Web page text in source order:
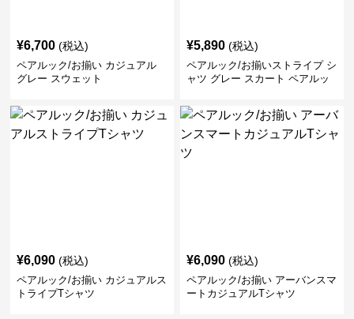
¥6,700 (税込)
ペアルック/お揃い カジュアル
グレー スウェット
¥5,890 (税込)
ペアルック/お揃いストライプ シ
ャツ グレー スカート ペアルッ
¥6,090 (税込)
ペアルック/お揃い カジュアルス
トライプTシャツ
¥6,090 (税込)
ペアルック/お揃い アーバンスマ
ートカジュアルTシャツ